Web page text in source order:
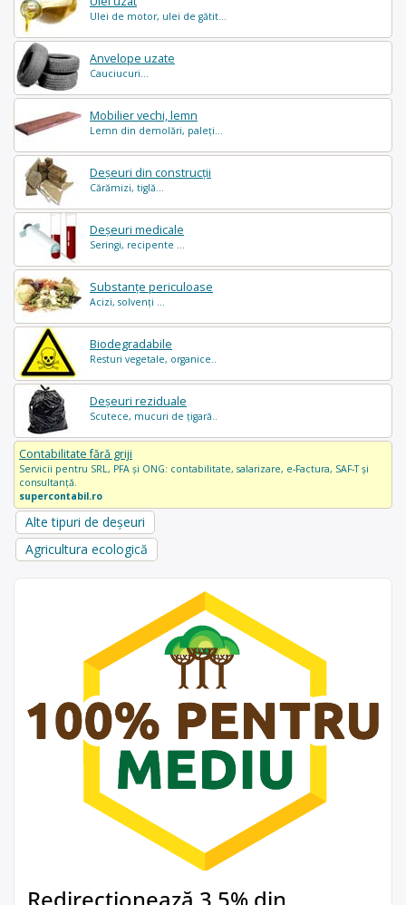
Ulei de motor, ulei de gătit...
Anvelope uzate
Cauciucuri...
Mobilier vechi, lemn
Lemn din demolări, paleți...
Deșeuri din construcții
Cărămizi, tiglă...
Deșeuri medicale
Seringi, recipente ...
Substanțe periculoase
Acizi, solvenți ...
Biodegradabile
Resturi vegetale, organice..
Deșeuri reziduale
Scutece, mucuri de țigară..
Contabilitate fără griji
Servicii pentru SRL, PFA și ONG: contabilitate, salarizare, e-Factura, SAF-T și
consultanță.
supercontabil.ro
Alte tipuri de deșeuri
Agricultura ecologică